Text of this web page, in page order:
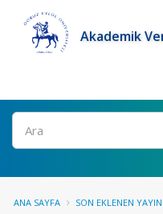
Akademik
Ara
ANA SAYFA SON EKLENEN